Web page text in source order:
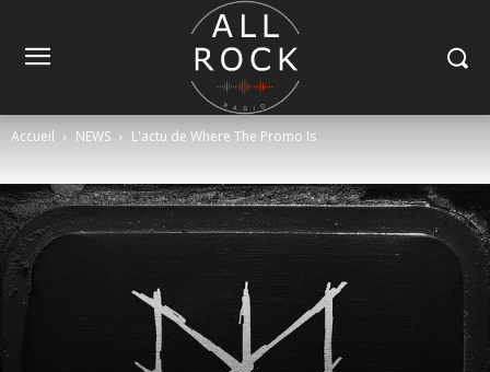
Accueil NEWS L'actu de Where The Promo Is